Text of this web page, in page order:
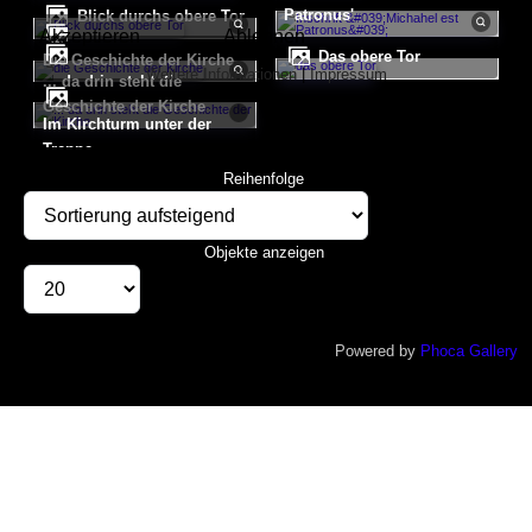
Blick durchs obere Tor
die Geschichte der Kirche
... da drin steht die
Geschichte der Kirche
im Kirchturm unter der
Patronus'
das obere Tor
Reihenfolge
Objekte anzeigen
Powered by Phoca Gallery
Akzeptieren Ablehnen
Weitere Informationen|Impressum